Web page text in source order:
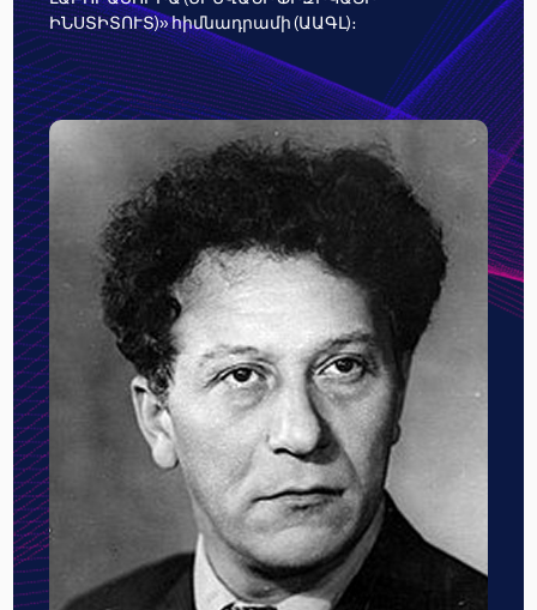
ԻՆՍՏԻՏՈՒՏ)» հիմնադրամի (ԱԱԳԼ)։